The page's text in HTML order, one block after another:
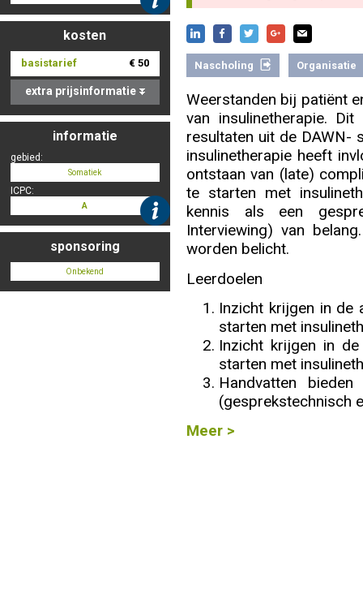
Nascholing aanmelden
Zoek op kaart
Registreren
kosten
basistarief € 50
extra prijsinformatie
informatie
gebied:
Somatiek
ICPC:
A
sponsoring
Onbekend
Nascholing Organisatie
Weerstanden bij patiënt
van insulinetherapie.
resultaten uit de DAWN-
insulinetherapie heeft
ontstaan van (late)
te starten met
kennis als een
Interviewing) van
worden belicht.
Leerdoelen
Inzicht krijgen in de
starten met
Inzicht krijgen in
starten met
Handvatten
(gesprekstechnisch
Meer >